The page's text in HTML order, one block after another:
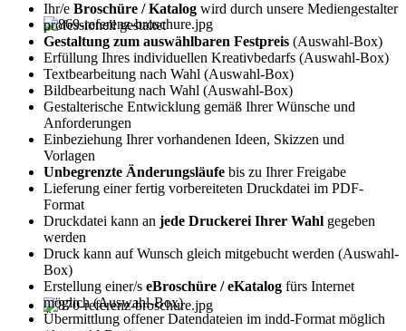
Ihr/e Broschüre / Katalog wird durch unsere Mediengestalter
professionell gestaltet
Gestaltung zum auswählbaren Festpreis (Auswahl-Box)
Erfüllung Ihres individuellen Kreativbedarfs (Auswahl-Box)
Textbearbeitung nach Wahl (Auswahl-Box)
Bildbearbeitung nach Wahl (Auswahl-Box)
Gestalterische Entwicklung gemäß Ihrer Wünsche und
Anforderungen
Einbeziehung Ihrer vorhandenen Ideen, Skizzen und
Vorlagen
Unbegrenzte Änderungsläufe bis zu Ihrer Freigabe
Lieferung einer fertig vorbereiteten Druckdatei im PDF-
Format
Druckdatei kann an jede Druckerei Ihrer Wahl gegeben
werden
Druck kann auf Wunsch gleich mitgebucht werden (Auswahl-
Box)
Erstellung einer/s eBroschüre / eKatalog fürs Internet
möglich (Auswahl-Box)
Übermittlung offener Datendateien im indd-Format möglich